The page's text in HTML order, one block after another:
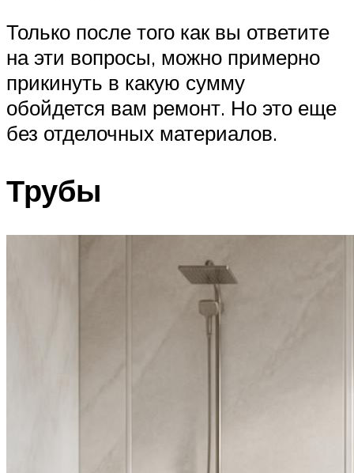
Только после того как вы ответите
на эти вопросы, можно примерно
прикинуть в какую сумму
обойдется вам ремонт. Но это еще
без отделочных материалов.
Трубы